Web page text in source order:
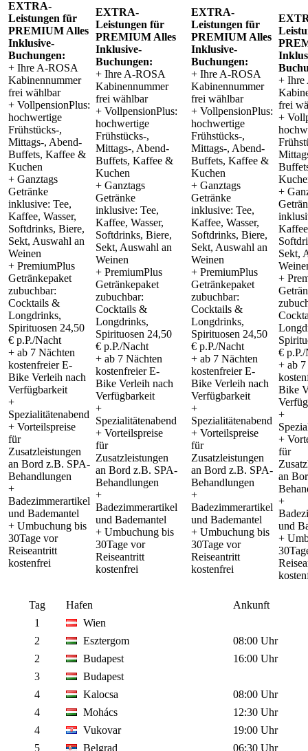
EXTRA-
Leistungen für
PREMIUM Alles
Inklusive-
Buchungen:
+ Ihre A-ROSA
Kabinennummer
frei wählbar
+ VollpensionPlus:
hochwertige
Frühstücks-,
Mittags-, Abend-
Buffets, Kaffee &
Kuchen
+ Ganztags
Getränke
inklusive: Tee,
Kaffee, Wasser,
Softdrinks, Biere,
Sekt, Auswahl an
Weinen
+ PremiumPlus
Getränkepaket
zubuchbar:
Cocktails &
Longdrinks,
Spirituosen 24,50
€ p.P./Nacht
+ ab 7 Nächten
kostenfreier E-
Bike Verleih nach
Verfügbarkeit
+
Spezialitätenabend
+ Vorteilspreise
für
Zusatzleistungen
an Bord z.B. SPA-
Behandlungen
+
Badezimmerartikel
und Bademantel
+ Umbuchung bis
30Tage vor
Reiseantritt
kostenfrei
EXTRA-
Leistungen für
PREMIUM Alles
Inklusive-
Buchungen:
+ Ihre A-ROSA
Kabinennummer
frei wählbar
+ VollpensionPlus:
hochwertige
Frühstücks-,
Mittags-, Abend-
Buffets, Kaffee &
Kuchen
+ Ganztags
Getränke
inklusive: Tee,
Kaffee, Wasser,
Softdrinks, Biere,
Sekt, Auswahl an
Weinen
+ PremiumPlus
Getränkepaket
zubuchbar:
Cocktails &
Longdrinks,
Spirituosen 24,50
€ p.P./Nacht
+ ab 7 Nächten
kostenfreier E-
Bike Verleih nach
Verfügbarkeit
+
Spezialitätenabend
+ Vorteilspreise
für
Zusatzleistungen
an Bord z.B. SPA-
Behandlungen
+
Badezimmerartikel
und Bademantel
+ Umbuchung bis
30Tage vor
Reiseantritt
kostenfrei
EXTRA-
Leistungen für
PREMIUM Alles
Inklusive-
Buchungen:
+ Ihre A-ROSA
Kabinennummer
frei wählbar
+ VollpensionPlus:
hochwertige
Frühstücks-,
Mittags-, Abend-
Buffets, Kaffee &
Kuchen
+ Ganztags
Getränke
inklusive: Tee,
Kaffee, Wasser,
Softdrinks, Biere,
Sekt, Auswahl an
Weinen
+ PremiumPlus
Getränkepaket
zubuchbar:
Cocktails &
Longdrinks,
Spirituosen 24,50
€ p.P./Nacht
+ ab 7 Nächten
kostenfreier E-
Bike Verleih nach
Verfügbarkeit
+
Spezialitätenabend
+ Vorteilspreise
für
Zusatzleistungen
an Bord z.B. SPA-
Behandlungen
+
Badezimmerartikel
und Bademantel
+ Umbuchung bis
30Tage vor
Reiseantritt
kostenfrei
+ Ihre
frei
+
+
Sekt,
+
€
+ ab
Bike
+
+
für
an
+
und
+
Tag Hafen
Ankunft
1
Wien
2
Esztergom
08:00 Uhr
2
Budapest
16:00 Uhr
3
Budapest
4
Kalocsa
08:00 Uhr
4
Mohács
12:30 Uhr
4
Vukovar
19:00 Uhr
5
Belgrad 06:30 Uhr